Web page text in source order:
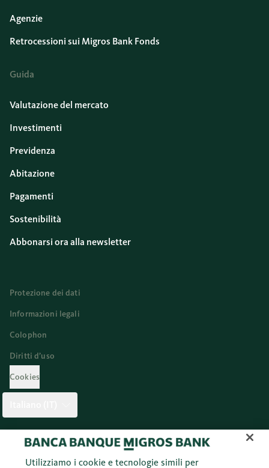
Agenzie
Retrocessioni sui Migros Bank Fonds
Guida
Valutazione del mercato
Investimenti
Previdenza
Abitazione
Pagamenti
Sostenibilità
Abbonarsi ora alla newsletter
Protezione dei dati
Informazioni legali
Colophon
Diritti d’uso
Cookies
Twitter Facebook Blog Instagram Youtube
Utilizziamo i cookie e tecnologie simili per